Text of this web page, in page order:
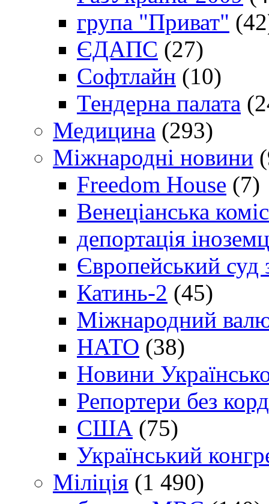
група "Приват"
ЄДАПС (27)
Софтлайн (10)
Тендерна палата
Медицина (293)
Міжнародні новини
Freedom House (7)
Венеціанська
депортація
Європейський
Катинь-2 (45)
Міжнародний
НАТО (38)
Новини
Репортери без
США (75)
Український
Міліція (1 490)